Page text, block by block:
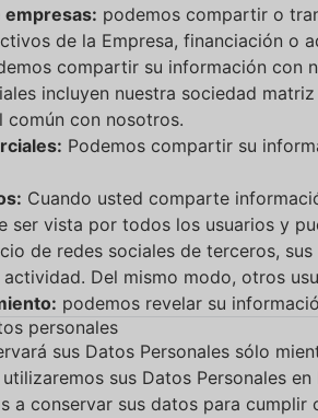
empresas: podemos compartir o
de la Empresa, financiación
compartir su información con
incluyen nuestra sociedad
común con nosotros.
Podemos compartir su
Cuando usted comparte
ser vista por todos los usuarios y
de redes sociales de terceros,
Del mismo modo, otros
podemos revelar su
personales
sus Datos Personales sólo
sus Datos Personales
a conservar sus datos para